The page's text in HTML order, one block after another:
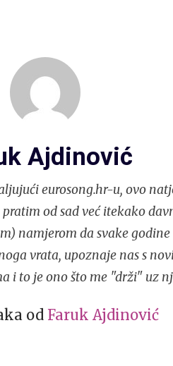
Ajdinović
eurosong.hr-u, ovo
od sad već itekako
namjerom da svake
vrata, upoznaje nas s
i to je ono što me "drži" uz
od Faruk Ajdinović